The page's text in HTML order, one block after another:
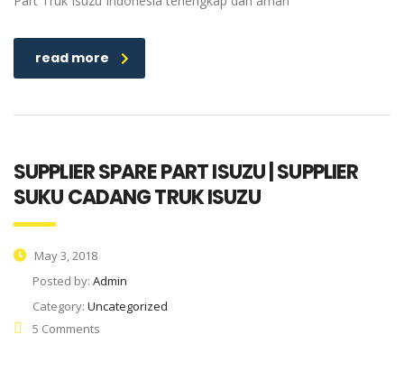
read more
SUPPLIER SPARE PART ISUZU | SUPPLIER
SUKU CADANG TRUK ISUZU
May 3, 2018
Posted by: Admin
Category: Uncategorized
5 Comments